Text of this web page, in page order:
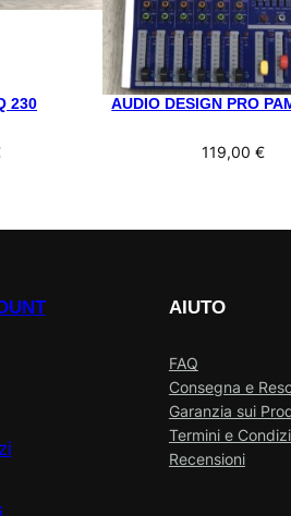
230 AUDIO DESIGN PRO
119,00 €
AIUTO
FAQ
Consegna e
Garanzia sui
Termini e
Recensioni